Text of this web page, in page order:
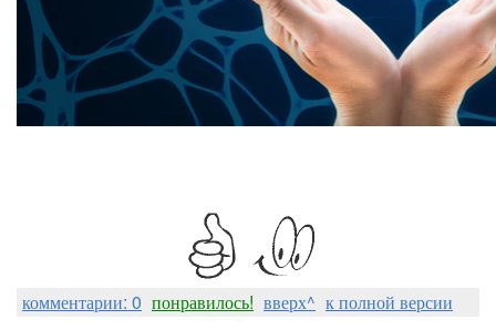
комментарии: 0 понравилось! вверх^ к полной версии